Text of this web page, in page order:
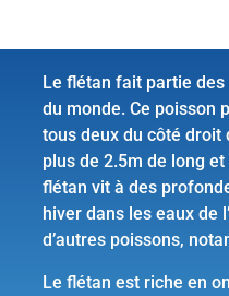
Le flétan fait partie
du monde. Ce poisson
tous deux du côté
plus de 2.5m de long et
flétan vit à des
hiver dans les eaux de
d’autres poissons,
Le flétan est riche en